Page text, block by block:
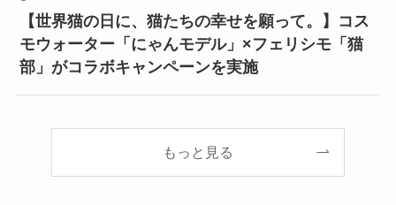
【世界猫の日に、猫たちの幸せを願って。】コス
モウォーター「にゃんモデル」×フェリシモ「猫
部」がコラボキャンペーンを実施
もっと見る